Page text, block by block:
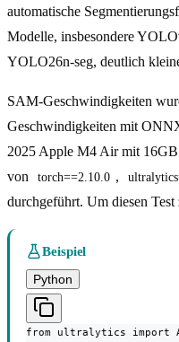
automatische
Modelle, insbesondere
YOLO26n-seg, deutlich
SAM-Geschwindigkeiten
Geschwindigkeiten mit
2025 Apple M4 Air mit
von
torch==2.10.0 ,
durchgeführt. Um diesen Test
Beispiel
Python
from ultralytics import